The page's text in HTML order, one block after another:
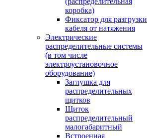
коробка)
Фиксатор для разгрузки
кабеля от натяжения
Электрические
распределительные системы
(в том числе
электроустановочное
оборудование)
Заглушка для
распределительных
щитков
Щиток
распределительный
малогабаритный
Встроенная